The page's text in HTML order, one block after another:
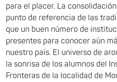
para el placer. La
punto de referencia de las
que un buen número de
presentes para conocer aún
nuestro país. El universo de
la sonrisa de los alumnos del
Fronteras de la localidad de